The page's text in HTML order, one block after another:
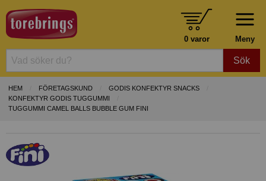
Meny
0 varor
Sök
HEM FÖRETAGSKUND
GODIS KONFEKTYR SNACKS
KONFEKTYR GODIS TUGGUMMI
TUGGUMMI CAMEL BALLS BUBBLE GUM FINI